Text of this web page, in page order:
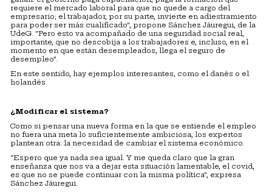
requiere el mercado laboral para que no quede a cargo del
empresario; el trabajador, por su parte, invierte en adiestramiento
para poder ser más cualificado”, propone Sánchez Jáuregui, de la
UdeG. “Pero esto va acompañado de una seguridad social real,
importante, que no descobija a los trabajadores e, incluso, en el
momento en que están desempleados, llega el seguro de
desempleo”.
En este sentido, hay ejemplos interesantes, como el danés o el
holandés.
¿Modificar el sistema?
Como si pensar una nueva forma en la que se entiende el empleo
no fuera una meta lo suficientemente ambiciosa, los expertos
plantean otra: la necesidad de cambiar el sistema económico.
“Espero que ya nada sea igual. Y me queda claro que la gran
enseñanza que nos va a dejar esta situación lamentable, el covid,
es que no se puede continuar con la misma política”, expresa
Sánchez Jáuregui.